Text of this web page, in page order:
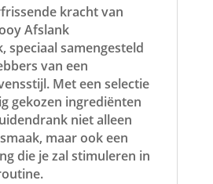
kracht van
Afslank
speciaal samengesteld
van een
Met een selectie
gekozen ingrediënten
niet alleen
maar ook een
die je zal stimuleren in